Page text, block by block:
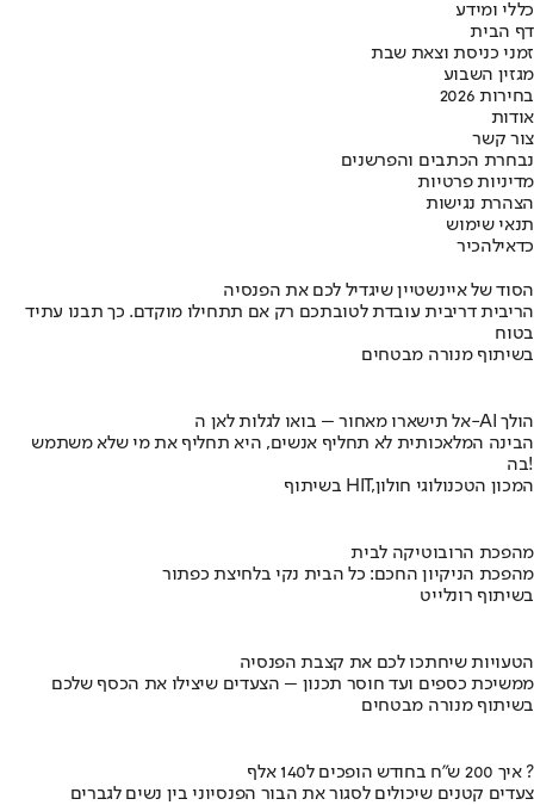
כללי ומידע
דף הבית
זמני כניסת וצאת שבת
מגזין השבוע
בחירות 2026
אודות
צור קשר
נבחרת הכתבים והפרשנים
מדיניות פרטיות
הצהרת נגישות
תנאי שימוש
כדאילהכיר
הסוד של איינשטיין שיגדיל לכם את הפנסיה
הריבית דריבית עובדת לטובתכם רק אם תתחילו מוקדם. כך תבנו עתיד
בטוח
בשיתוף מנורה מבטחים
אל תישארו מאחור – בואו לגלות לאן ה-AI הולך
הבינה המלאכותית לא תחליף אנשים, היא תחליף את מי שלא משתמש
בה!
בשיתוף HIT,המכון הטכנולוגי חולון
מהפכת הרובוטיקה לבית
מהפכת הניקיון החכם: כל הבית נקי בלחיצת כפתור
בשיתוף רונלייט
הטעויות שיחתכו לכם את קצבת הפנסיה
ממשיכת כספים ועד חוסר תכנון – הצעדים שיצילו את הכסף שלכם
בשיתוף מנורה מבטחים
איך 200 ש"ח בחודש הופכים ל140 אלף ?
צעדים קטנים שיכולים לסגור את הבור הפנסיוני בין נשים לגברים